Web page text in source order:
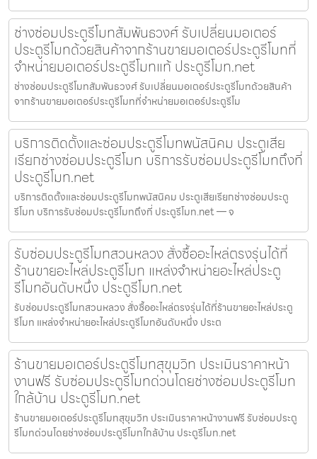
ช่างซ่อมประตูรีโมทสัมพันธวงศ์ รับเปลี่ยนมอเตอร์
ประตูรีโมทด้วยสินค้าจากร้านขายมอเตอร์ประตูรีโมทที่
จำหน่ายมอเตอร์ประตูรีโมทแท้ ประตูรีโมท.net
ช่างซ่อมประตูรีโมทสัมพันธวงศ์ รับเปลี่ยนมอเตอร์ประตูรีโมทด้วยสินค้า
จากร้านขายมอเตอร์ประตูรีโมทที่จำหน่ายมอเตอร์ประตูรีโม
บริการติดตั้งและซ่อมประตูรีโมทพนัสนิคม ประตูเสีย
เรียกช่างซ่อมประตูรีโมท บริการรับซ่อมประตูรีโมทถึงที่
ประตูรีโมท.net
บริการติดตั้งและซ่อมประตูรีโมทพนัสนิคม ประตูเสียเรียกช่างซ่อมประตู
รีโมท บริการรับซ่อมประตูรีโมทถึงที่ ประตูรีโมท.net — จ
รับซ่อมประตูรีโมทสวนหลวง สั่งซื้ออะไหล่ตรงรุ่นได้ที่
ร้านขายอะไหล่ประตูรีโมท แหล่งจำหน่ายอะไหล่ประตู
รีโมทอันดับหนึ่ง ประตูรีโมท.net
รับซ่อมประตูรีโมทสวนหลวง สั่งซื้ออะไหล่ตรงรุ่นได้ที่ร้านขายอะไหล่ประตู
รีโมท แหล่งจำหน่ายอะไหล่ประตูรีโมทอันดับหนึ่ง ประต
ร้านขายมอเตอร์ประตูรีโมทสุขุมวิท ประเมินราคาหน้า
งานฟรี รับซ่อมประตูรีโมทด่วนโดยช่างซ่อมประตูรีโมท
ใกล้บ้าน ประตูรีโมท.net
ร้านขายมอเตอร์ประตูรีโมทสุขุมวิท ประเมินราคาหน้างานฟรี รับซ่อมประตู
รีโมทด่วนโดยช่างซ่อมประตูรีโมทใกล้บ้าน ประตูรีโมท.net